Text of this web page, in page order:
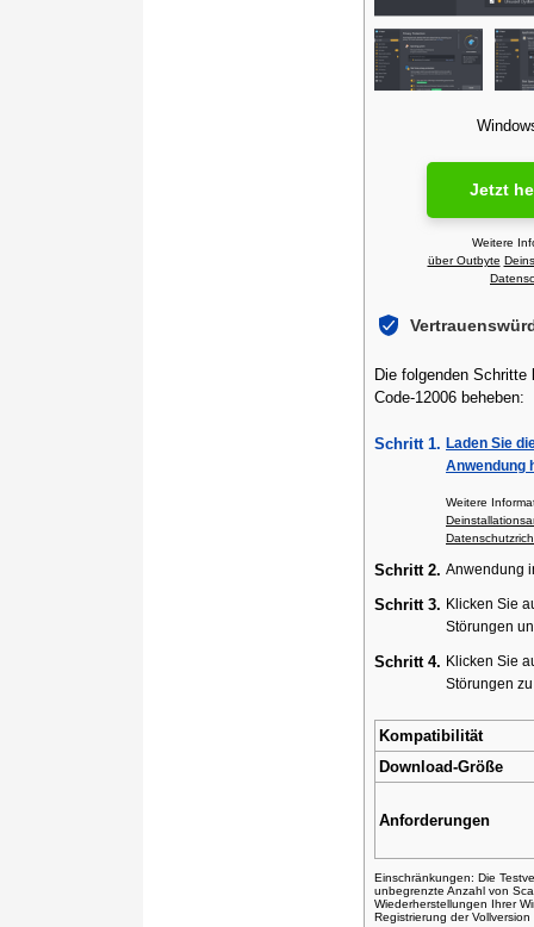
Jetzt
Weitere
über Outbyte
Die folgenden Schritte
Code-12006 beheben:
Schritt 1. Laden Sie
Anwendung
Weitere
Schritt 2. Anwendung
Schritt 3. Klicken Sie
Störungen
Schritt 4. Klicken Sie
Störungen
Kompatibilität
Download-Größe
Anforderungen
Einschränkungen: Die
unbegrenzte Anzahl von
Wiederherstellungen Ihrer
Registrierung der